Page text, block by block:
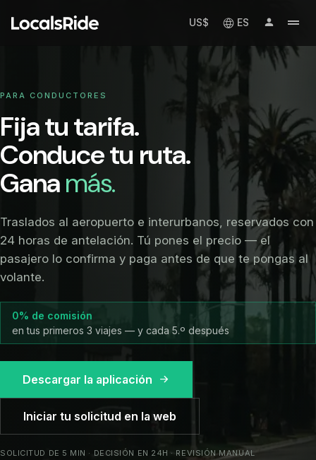
US$ ES
PARA CONDUCTORES
Fija tu tarifa.
Conduce tu ruta.
Ganamás.
Traslados al aeropuerto e interurbanos, reservados con
24 horas de antelación. Tú pones el precio — el
pasajero lo confirma y paga antes de que te pongas al
volante.
0% de comisión
en tus primeros 3 viajes — y cada 5.º después
Descargar la aplicación
Iniciar tu solicitud en la web
SOLICITUD DE 5 MIN · DECISIÓN EN 24H · REVISIÓN MANUAL